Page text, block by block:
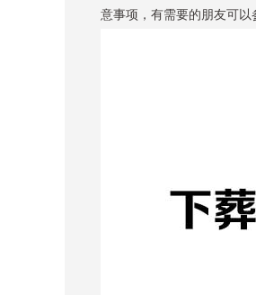
意事项，有需要的朋友可以